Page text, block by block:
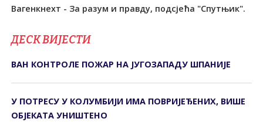
Вагенкнехт - За разум и правду, подсјећа "Спутњик".
ДЕСК ВИЈЕСТИ
ВАН КОНТРОЛЕ ПОЖАР НА ЈУГОЗАПАДУ ШПАНИЈЕ
У ПОТРЕСУ У КОЛУМБИЈИ ИМА ПОВРИЈЕЂЕНИХ, ВИШЕ
ОБЈЕКАТА УНИШТЕНО